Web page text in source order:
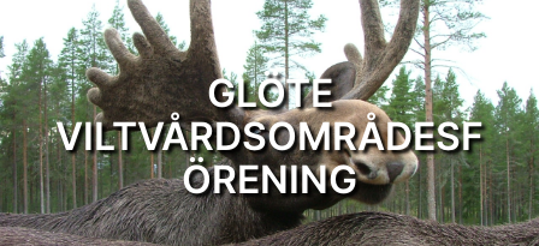
GLÖTE
VILTVÅRDSOMRÅDESF
ÖRENING